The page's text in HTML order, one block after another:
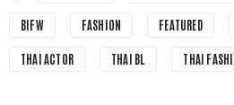
BIFW FASHION FEATURED
THAI ACTOR THAI BL THAI